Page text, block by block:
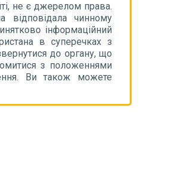
не є джерелом права.
чинному
інформаційний
в суперечках з
до органу, що
з положеннями
Ви також можете